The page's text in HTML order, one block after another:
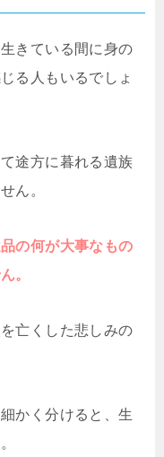
きている間に身の
る人もいるでしょ
途方に暮れる遺族
ん。
の何が大事なもの
。
亡くした悲しみの
かく分けると、生